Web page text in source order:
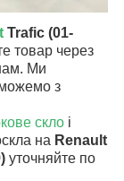
Trafic (01-
товар через
Ми
з
скло і
на Renault
уточняйте по